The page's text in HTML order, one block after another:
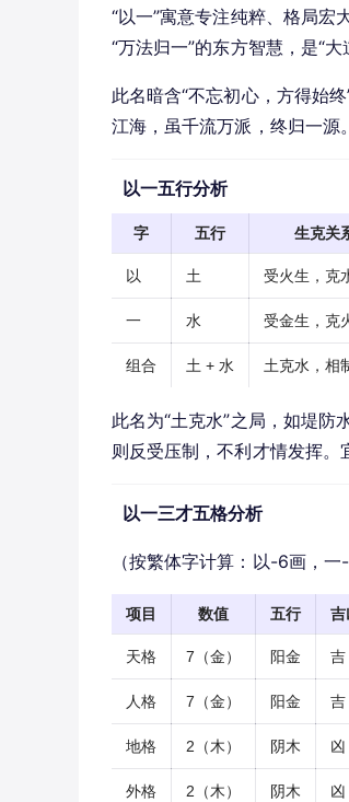
“以一”寓意专注纯粹、格局
“万法归一”的东方智慧，是“大
此名暗含“不忘初心，方得始
江海，虽千流万派，终归一源。
以一五行分析
字 五行 生克关
以 土 受火生，克
一 水 受金生，克
组合 土 + 水 土克水，相
此名为“土克水”之局，如堤
则反受压制，不利才情发挥。
以一三才五格分析
（按繁体字计算：以-6画，一-
项目 数值 五行 吉
天格 7（金） 阳金 吉
人格 7（金） 阳金 吉
地格 2（木） 阴木 凶
外格 2（木） 阴木 凶